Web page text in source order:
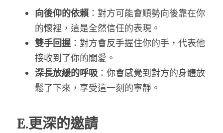
向後仰的依賴 ：對方可能會順勢向後靠在你
的懷裡，這是全然信任的表現。
雙手回握 ：對方會反手握住你的手，代表他
接收到了你的關愛。
深長放緩的呼吸 ：你會感覺到對方的身體放
鬆了下來，享受這一刻的寧靜。
E.更深的邀請